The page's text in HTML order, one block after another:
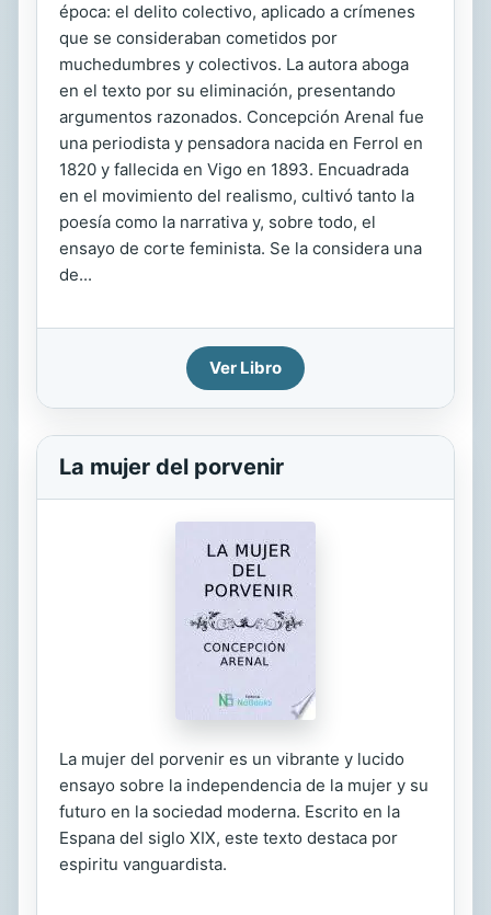
época: el delito colectivo, aplicado a crímenes
que se consideraban cometidos por
muchedumbres y colectivos. La autora aboga
en el texto por su eliminación, presentando
argumentos razonados. Concepción Arenal fue
una periodista y pensadora nacida en Ferrol en
1820 y fallecida en Vigo en 1893. Encuadrada
en el movimiento del realismo, cultivó tanto la
poesía como la narrativa y, sobre todo, el
ensayo de corte feminista. Se la considera una
de...
Ver Libro
La mujer del porvenir
La mujer del porvenir es un vibrante y lucido
ensayo sobre la independencia de la mujer y su
futuro en la sociedad moderna. Escrito en la
Espana del siglo XIX, este texto destaca por
espiritu vanguardista.